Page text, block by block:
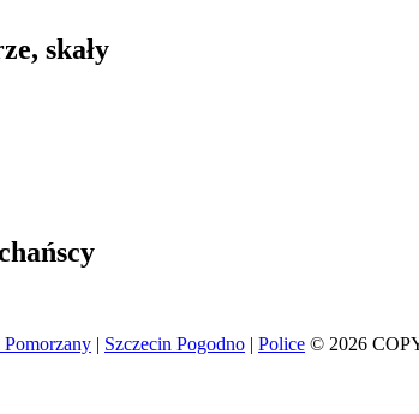
skały
Pomorzany | Szczecin Pogodno | Police © 2026